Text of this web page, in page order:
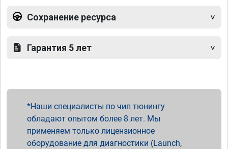
Сохранение ресурса
Гарантия 5 лет
Наши специалисты по чип тюнингу
обладают опытом более 8 лет. Мы
применяем только лицензионное
оборудование для диагностики (Launch,